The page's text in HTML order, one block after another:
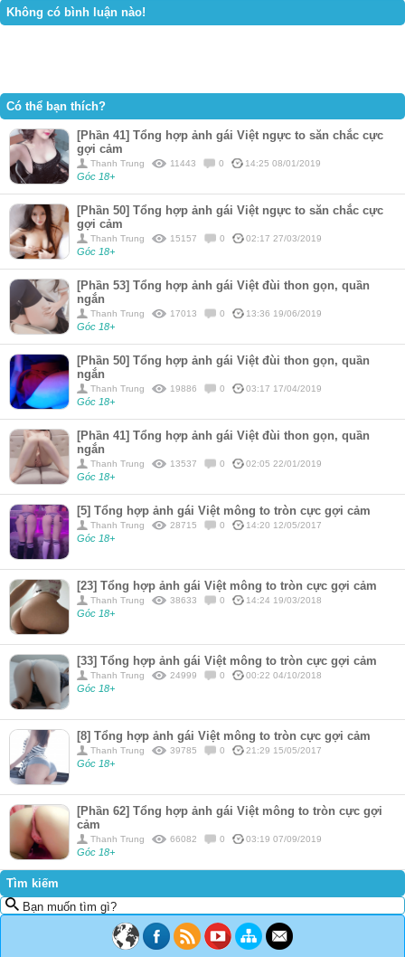
Không có bình luận nào!
Có thể bạn thích?
[Phần 41] Tổng hợp ảnh gái Việt ngực to săn chắc cực
gợi cảm
Thanh Trung 11443 0 14:25 08/01/2019
Góc 18+
[Phần 50] Tổng hợp ảnh gái Việt ngực to săn chắc cực
gợi cảm
Thanh Trung 15157 0 02:17 27/03/2019
Góc 18+
[Phần 53] Tổng hợp ảnh gái Việt đùi thon gọn, quần
ngắn
Thanh Trung 17013 0 13:36 19/06/2019
Góc 18+
[Phần 50] Tổng hợp ảnh gái Việt đùi thon gọn, quần
ngắn
Thanh Trung 19886 0 03:17 17/04/2019
Góc 18+
[Phần 41] Tổng hợp ảnh gái Việt đùi thon gọn, quần
ngắn
Thanh Trung 13537 0 02:05 22/01/2019
Góc 18+
[5] Tổng hợp ảnh gái Việt mông to tròn cực gợi cảm
Thanh Trung 28715 0 14:20 12/05/2017
Góc 18+
[23] Tổng hợp ảnh gái Việt mông to tròn cực gợi cảm
Thanh Trung 38633 0 14:24 19/03/2018
Góc 18+
[33] Tổng hợp ảnh gái Việt mông to tròn cực gợi cảm
Thanh Trung 24999 0 00:22 04/10/2018
Góc 18+
[8] Tổng hợp ảnh gái Việt mông to tròn cực gợi cảm
Thanh Trung 39785 0 21:29 15/05/2017
Góc 18+
[Phần 62] Tổng hợp ảnh gái Việt mông to tròn cực gợi
cảm
Thanh Trung 66082 0 03:19 07/09/2019
Góc 18+
Tìm kiếm
Bạn muốn tìm gì?